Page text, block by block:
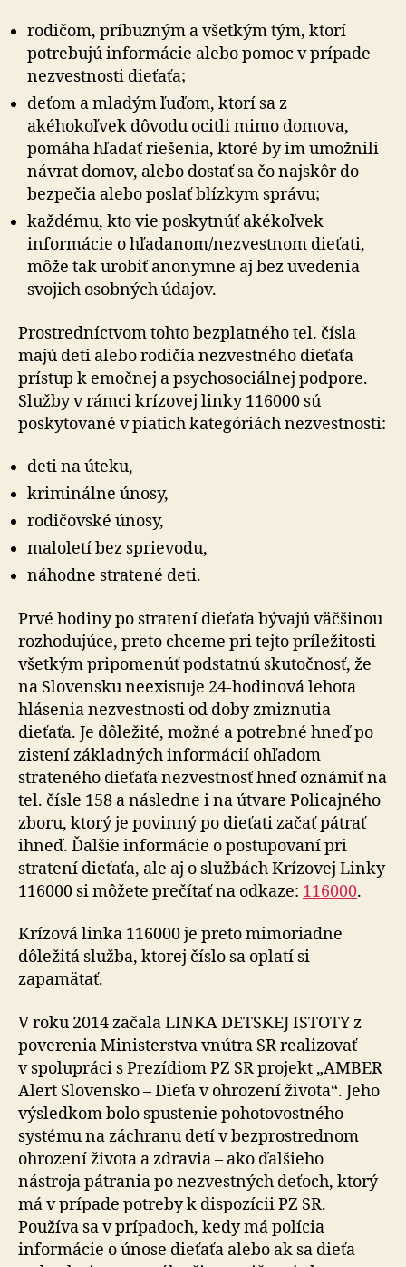
rodičom, príbuzným a všetkým tým, ktorí
potrebujú informácie alebo pomoc v prípade
nezvestnosti dieťaťa;
deťom a mladým ľuďom, ktorí sa z
akéhokoľvek dôvodu ocitli mimo domova,
pomáha hľadať riešenia, ktoré by im umožnili
návrat domov, alebo dostať sa čo najskôr do
bezpečia alebo poslať blízkym správu;
každému, kto vie poskytnúť akékoľvek
informácie o hľadanom/nezvestnom dieťati,
môže tak urobiť anonymne aj bez uvedenia
svojich osobných údajov.
Prostredníctvom tohto bezplatného tel. čísla
majú deti alebo rodičia nezvestného dieťaťa
prístup k emočnej a psy­cho­so­ciál­nej podpore.
Služby v rámci krízovej linky 116000 sú
poskytované v piatich kategóriách nezvestnosti:
deti na úteku,
kriminálne únosy,
rodičovské únosy,
maloletí bez sprievodu,
náhodne stratené deti.
Prvé hodiny po stratení dieťaťa bývajú väčšinou
rozhodujúce, preto chceme pri tejto príležitosti
všetkým pripomenúť podstatnú skutočnosť, že
na Slovensku neexistuje 24-hodinová lehota
hlásenia nezvestnosti od doby zmiznutia
dieťaťa. Je dôležité, možné a potrebné hneď po
zistení základných informácií ohľadom
strateného dieťaťa nezvestnosť hneď oznámiť na
tel. čísle 158 a následne i na útvare Policajného
zboru, ktorý je povinný po dieťati začať pátrať
ihneď. Ďalšie informácie o postupovaní pri
stratení dieťaťa, ale aj o službách Krízovej Linky
116000 si môžete prečítať na odkaze: 116000.
Krízová linka 116000 je preto mimoriadne
dôležitá služba, ktorej číslo sa oplatí si
zapamätať.
V roku 2014 začala LINKA DETSKEJ ISTOTY z
poverenia Ministerstva vnútra SR realizovať
v spolupráci s Prezídiom PZ SR projekt „AMBER
Alert Slovensko – Dieťa v ohrození života“. Jeho
výsledkom bolo spustenie pohotovostného
systému na záchranu detí v bezprostrednom
ohrození života a zdravia – ako ďalšieho
nástroja pátrania po nezvestných deťoch, ktorý
má v prípade potreby k dispozícii PZ SR.
Používa sa v prípadoch, kedy má polícia
informácie o únose dieťaťa alebo ak sa dieťa